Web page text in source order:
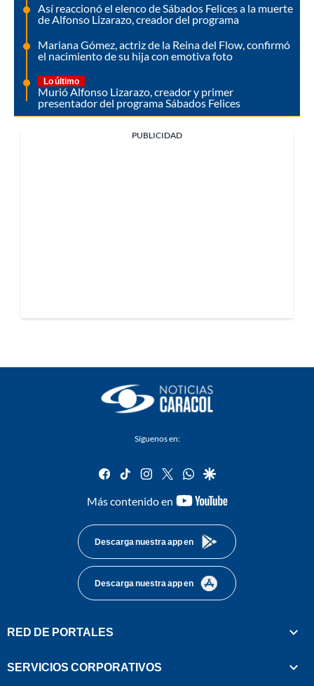
Así reaccionó el elenco de Sábados Felices a la muerte
de Alfonso Lizarazo, creador del programa
Mariana Gómez, actriz de la Reina del Flow, confirmó
el nacimiento de su hija con emotiva foto
Lo último
Murió Alfonso Lizarazo, creador y primer
presentador del programa Sábados Felices
PUBLICIDAD
Síguenos en:
facebook
tiktok instagram
twitterwhatsapp
google
Más contenido en
youtube-
Descarga nuestra app en
Descarga nuestra app en
RED DE PORTALES
SERVICIOS CORPORATIVOS